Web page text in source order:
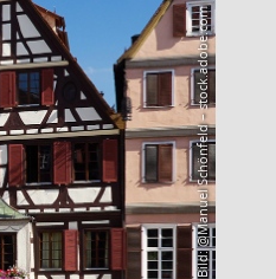
Bild: @Manuel Schönfeld – stock.adobe.com